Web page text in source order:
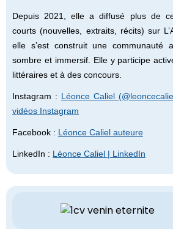
Depuis 2021, elle a diffusé plus de
courts (nouvelles, extraits, récits) sur
elle s’est construit une communauté
sombre et immersif. Elle y participe
littéraires et à des concours.
Instagram : Léonce Caliel
vidéos Instagram
Facebook : Léonce Caliel auteure
LinkedIn : Léonce Caliel | LinkedIn